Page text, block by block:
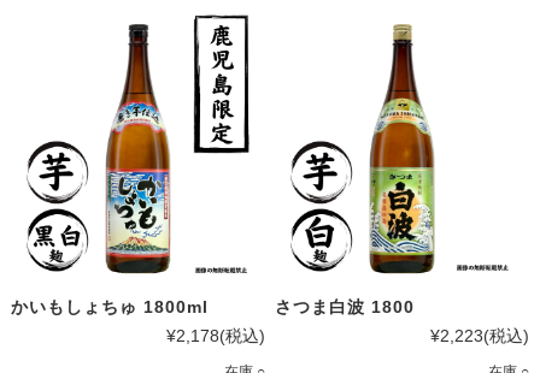
かいもしょちゅ 1800ml
¥2,178(税込)
さつま白波 1800
¥2,223(税込)